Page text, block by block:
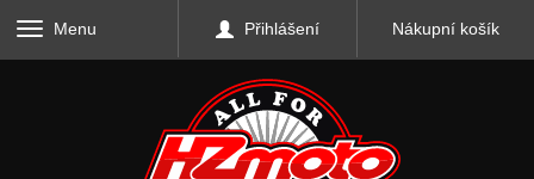
Menu Přihlášení Nákupní košík